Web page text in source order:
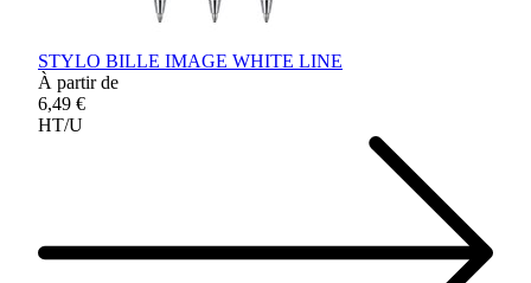
STYLO BILLE IMAGE WHITE LINE
À partir de
6,49 €
HT/U